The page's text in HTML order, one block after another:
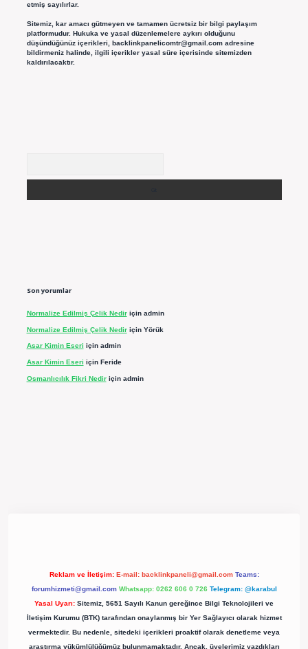
etmiş sayılırlar.
Sitemiz, kar amacı gütmeyen ve tamamen ücretsiz bir bilgi paylaşım
platformudur. Hukuka ve yasal düzenlemelere aykırı olduğunu
düşündüğünüz içerikleri, backlinkpanelicomtr@gmail.comadresine
bildirmeniz halinde, ilgili içerikler yasal süre içerisinde sitemizden
kaldırılacaktır.
Son yorumlar
Normalize Edilmiş Çelik Nediriçin admin
Normalize Edilmiş Çelik Nediriçin Yörük
Asar Kimin Eseri için admin
Asar Kimin Eseri için Feride
Osmanlıcılık Fikri Nediriçin admin
Reklam ve İletişim: E-mail: backlinkpaneli@gmail.com Teams:
forumhizmeti@gmail.com Whatsapp: 0262 606 0 726 Telegram: @karabul
Yasal Uyarı: Sitemiz, 5651 Sayılı Kanun gereğince Bilgi Teknolojileri ve
İletişim Kurumu (BTK) tarafından onaylanmış bir Yer Sağlayıcı olarak hizmet
vermektedir. Bu nedenle, sitedeki içerikleri proaktif olarak denetleme veya
araştırma yükümlülüğümüz bulunmamaktadır. Ancak, üyelerimiz yazdıkları